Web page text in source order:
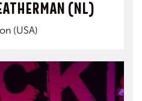
(NL)
(USA)